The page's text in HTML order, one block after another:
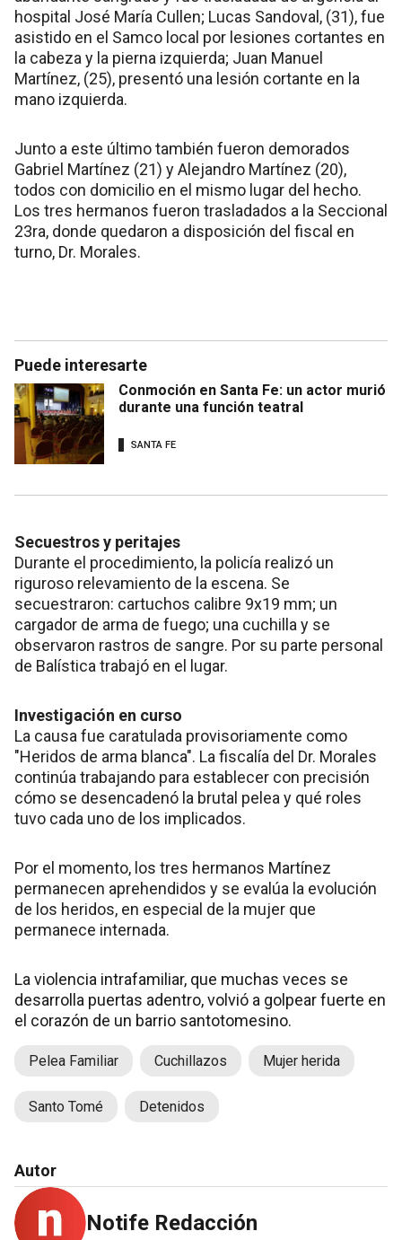
hospital José María Cullen; Lucas Sandoval, (31), fue
asistido en el Samco local por lesiones cortantes en
la cabeza y la pierna izquierda; Juan Manuel
Martínez, (25), presentó una lesión cortante en la
mano izquierda.
Junto a este último también fueron demorados
Gabriel Martínez (21) y Alejandro Martínez (20),
todos con domicilio en el mismo lugar del hecho.
Los tres hermanos fueron trasladados a la Seccional
23ra, donde quedaron a disposición del fiscal en
turno, Dr. Morales.
Puede interesarte
Conmoción en Santa Fe: un actor murió
durante una función teatral
SANTA FE
Secuestros y peritajes
Durante el procedimiento, la policía realizó un
riguroso relevamiento de la escena. Se
secuestraron: cartuchos calibre 9x19 mm; un
cargador de arma de fuego; una cuchilla y se
observaron rastros de sangre. Por su parte personal
de Balística trabajó en el lugar.
Investigación en curso
La causa fue caratulada provisoriamente como
"Heridos de arma blanca". La fiscalía del Dr. Morales
continúa trabajando para establecer con precisión
cómo se desencadenó la brutal pelea y qué roles
tuvo cada uno de los implicados.
Por el momento, los tres hermanos Martínez
permanecen aprehendidos y se evalúa la evolución
de los heridos, en especial de la mujer que
permanece internada.
La violencia intrafamiliar, que muchas veces se
desarrolla puertas adentro, volvió a golpear fuerte en
el corazón de un barrio santotomesino.
Pelea Familiar Cuchillazos Mujer herida
Santo Tomé Detenidos
Autor
Notife Redacción